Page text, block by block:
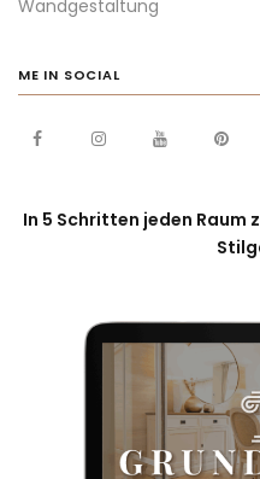
Wandgestaltung
ME IN SOCIAL
In 5 Schritten jeden